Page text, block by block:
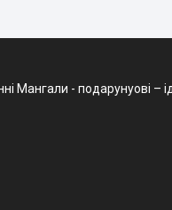
- подарунуові –